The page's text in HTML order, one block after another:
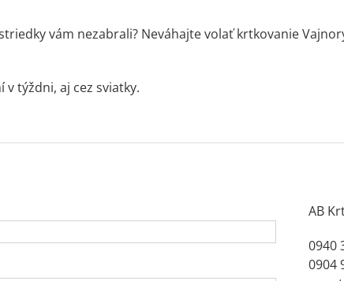
vám nezabrali? Neváhajte volať krtkovanie
týždni, aj cez sviatky.
AB
0940
0904